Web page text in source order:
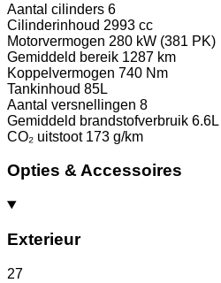
Aantal cilinders 6
Cilinderinhoud 2993 cc
Motorvermogen 280 kW (381 PK)
Gemiddeld bereik 1287 km
Koppelvermogen 740 Nm
Tankinhoud 85L
Aantal versnellingen 8
Gemiddeld brandstofverbruik
CO₂ uitstoot 173 g/km
Opties & Accessoires
Exterieur
27